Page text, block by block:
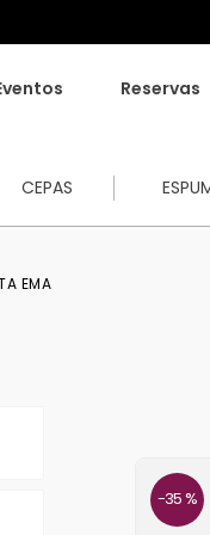
Reservas
CEPAS
EMA
35 %